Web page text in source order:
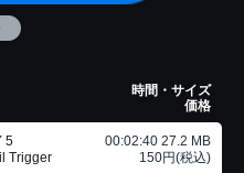
時間・サイズ
価格
5
Trigger
00:02:40 27.2 MB
150円(税込)